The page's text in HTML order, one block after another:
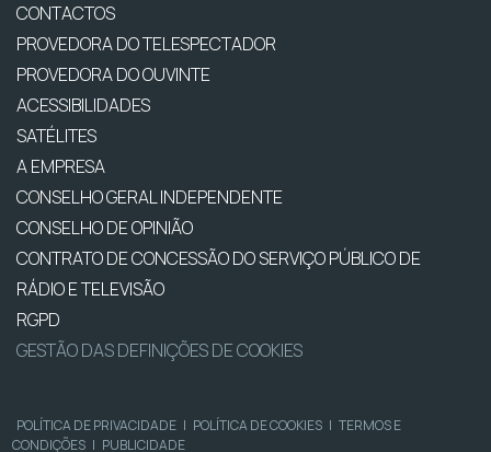
CONTACTOS
PROVEDORA DO TELESPECTADOR
PROVEDORA DO OUVINTE
ACESSIBILIDADES
SATÉLITES
A EMPRESA
CONSELHO GERAL INDEPENDENTE
CONSELHO DE OPINIÃO
CONTRATO DE CONCESSÃO DO SERVIÇO PÚBLICO DE
RÁDIO E TELEVISÃO
RGPD
GESTÃO DAS DEFINIÇÕES DE COOKIES
POLÍTICA DE PRIVACIDADE | POLÍTICA DE COOKIES | TERMOS E
CONDIÇÕES | PUBLICIDADE